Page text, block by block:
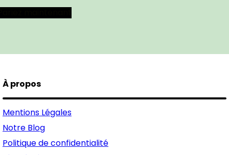
À propos
Mentions Légales
Notre Blog
Politique de confidentialité